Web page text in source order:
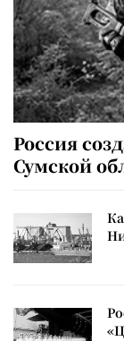
Россия
Сумской